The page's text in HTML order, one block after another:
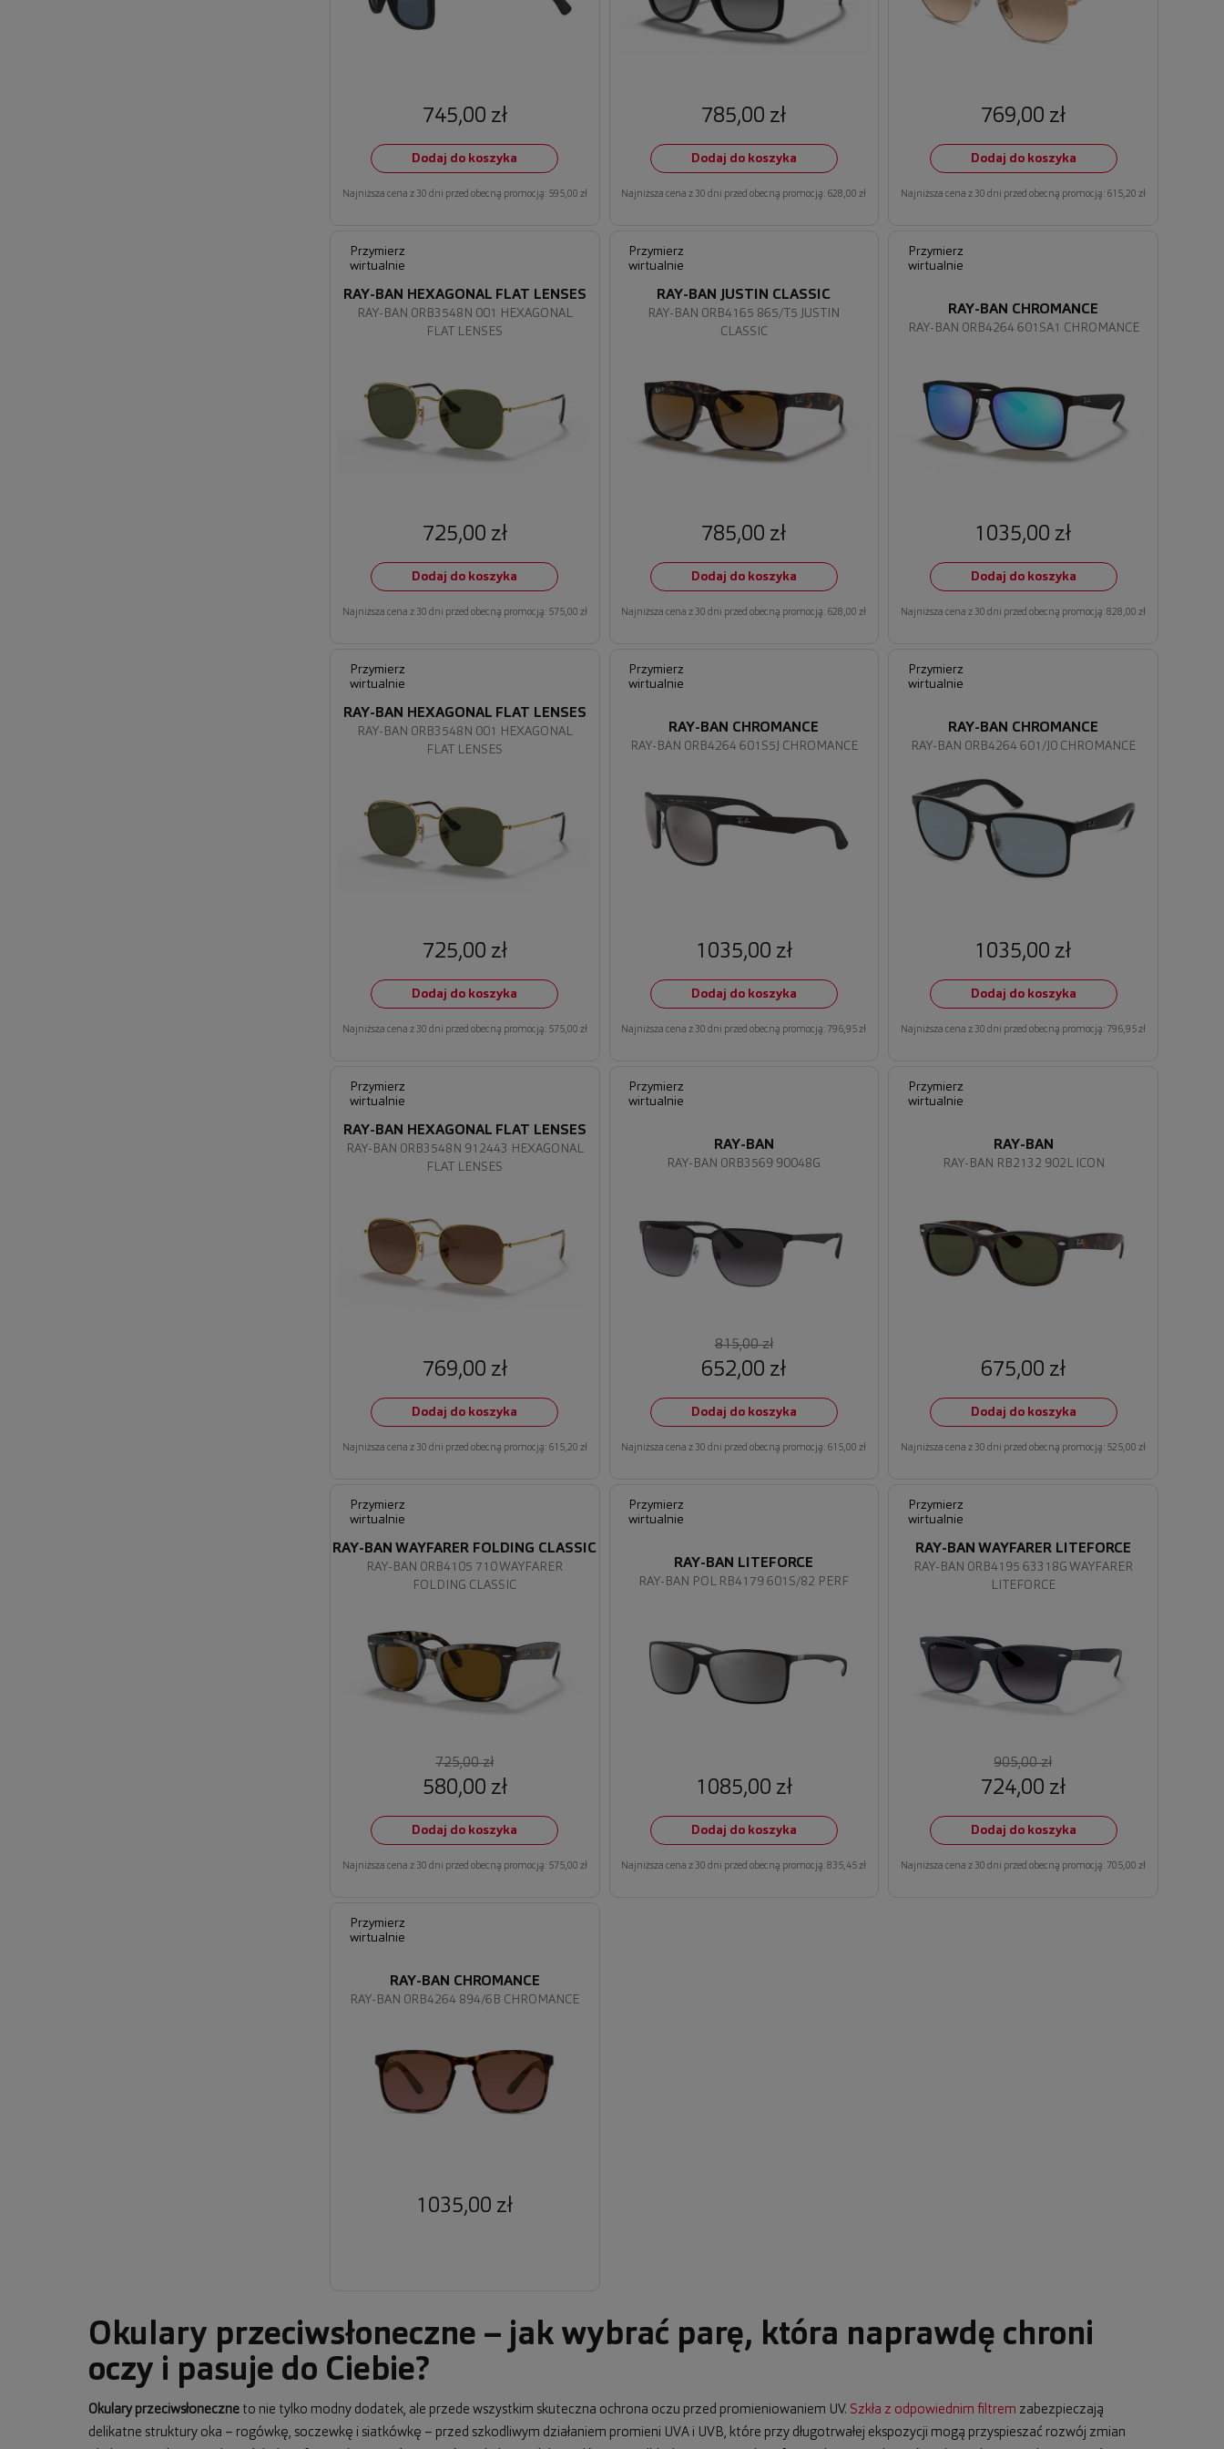
745,00 zł
Dodaj do koszyka
Najniższa cena z 30 dni przed obecną promocją: 595,00 zł
785,00 zł
Dodaj do koszyka
Najniższa cena z 30 dni przed obecną promocją: 628,00 zł
769,00 zł
Dodaj do koszyka
Najniższa cena z 30 dni przed obecną promocją: 615,20 zł
Przymierz
wirtualnie
RAY-BAN 0RB3548N 001 HEXAGONAL
FLAT LENSES
RAY-BAN HEXAGONAL FLAT LENSES
725,00 zł
Dodaj do koszyka
Najniższa cena z 30 dni przed obecną promocją: 575,00 zł
Przymierz
wirtualnie
RAY-BAN 0RB4165 865/T5 JUSTIN
CLASSIC
RAY-BAN JUSTIN CLASSIC
785,00 zł
Dodaj do koszyka
Najniższa cena z 30 dni przed obecną promocją: 628,00 zł
Przymierz
wirtualnie
RAY-BAN 0RB4264 601SA1 CHROMANCE
RAY-BAN CHROMANCE
1035,00 zł
Dodaj do koszyka
Najniższa cena z 30 dni przed obecną promocją: 828,00 zł
Przymierz
wirtualnie
RAY-BAN 0RB3548N 001 HEXAGONAL
FLAT LENSES
RAY-BAN HEXAGONAL FLAT LENSES
725,00 zł
Dodaj do koszyka
Najniższa cena z 30 dni przed obecną promocją: 575,00 zł
Przymierz
wirtualnie
RAY-BAN 0RB4264 601S5J CHROMANCE
RAY-BAN CHROMANCE
1035,00 zł
Dodaj do koszyka
Najniższa cena z 30 dni przed obecną promocją: 796,95 zł
Przymierz
wirtualnie
RAY-BAN 0RB4264 601/J0 CHROMANCE
RAY-BAN CHROMANCE
1035,00 zł
Dodaj do koszyka
Najniższa cena z 30 dni przed obecną promocją: 796,95 zł
Przymierz
wirtualnie
RAY-BAN 0RB3548N 912443 HEXAGONAL
FLAT LENSES
RAY-BAN HEXAGONAL FLAT LENSES
769,00 zł
Dodaj do koszyka
Najniższa cena z 30 dni przed obecną promocją: 615,20 zł
Przymierz
wirtualnie
RAY-BAN 0RB3569 90048G
RAY-BAN
815,00 zł
652,00 zł
Dodaj do koszyka
Najniższa cena z 30 dni przed obecną promocją: 615,00 zł
Przymierz
wirtualnie
RAY-BAN RB2132 902L ICON
RAY-BAN
675,00 zł
Dodaj do koszyka
Najniższa cena z 30 dni przed obecną promocją: 525,00 zł
Przymierz
wirtualnie
RAY-BAN 0RB4105 710 WAYFARER
FOLDING CLASSIC
RAY-BAN WAYFARER FOLDING CLASSIC
725,00 zł
580,00 zł
Dodaj do koszyka
Najniższa cena z 30 dni przed obecną promocją: 575,00 zł
Przymierz
wirtualnie
RAY-BAN POL RB4179 601S/82 PERF
RAY-BAN LITEFORCE
1085,00 zł
Dodaj do koszyka
Najniższa cena z 30 dni przed obecną promocją: 835,45 zł
Przymierz
wirtualnie
RAY-BAN 0RB4195 63318G WAYFARER
LITEFORCE
RAY-BAN WAYFARER LITEFORCE
905,00 zł
724,00 zł
Dodaj do koszyka
Najniższa cena z 30 dni przed obecną promocją: 705,00 zł
Przymierz
wirtualnie
RAY-BAN 0RB4264 894/6B CHROMANCE
RAY-BAN CHROMANCE
1035,00 zł
Okulary przeciwsłoneczne – jak wybrać parę, która naprawdę chroni
oczy i pasuje do Ciebie?
Okulary przeciwsłoneczne to nie tylko modny dodatek, ale przede wszystkim skuteczna ochrona oczu przed promieniowaniem UV. Szkła z odpowiednim filtrem zabezpieczają
delikatne struktury oka – rogówkę, soczewkę i siatkówkę – przed szkodliwym działaniem promieni UVA i UVB, które przy długotrwałej ekspozycji mogą przyspieszać rozwój zmian